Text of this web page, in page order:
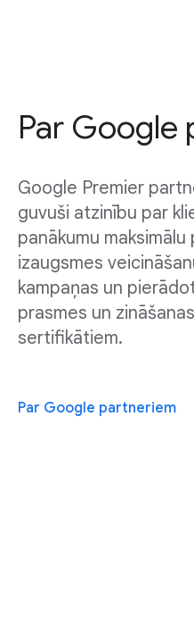
Par Google
Google Premier
guvuši atzinību par
panākumu
izaugsmes
kampaņas un
prasmes un
sertifikātiem.
Par Google partneriem